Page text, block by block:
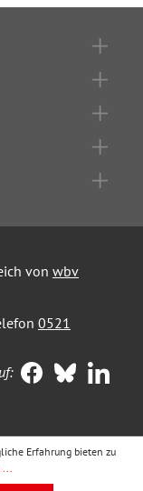
von wbv
0521
Erfahrung bieten zu
...